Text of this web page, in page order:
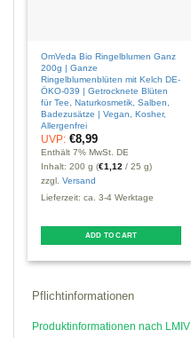
OmVeda Bio Ringelblumen Ganz
200g | Ganze
Ringelblumenblüten mit Kelch DE-
ÖKO-039 | Getrocknete Blüten
für Tee, Naturkosmetik, Salben,
Badezusätze | Vegan, Kosher,
Allergenfrei
UVP: €8,99
Enthält 7% MwSt. DE
Inhalt: 200 g (€1,12 / 25 g)
zzgl.Versand
Lieferzeit: ca. 3-4 Werktage
ADD TO CART
Pflichtinformationen
Produktinformationen nach LMIV